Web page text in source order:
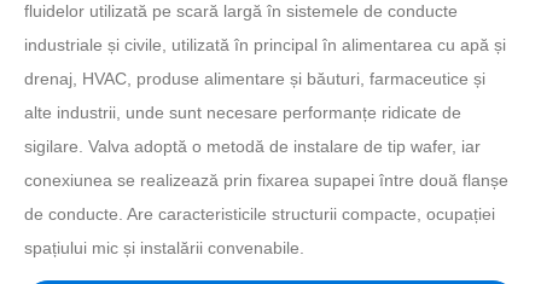
fluidelor utilizată pe scară largă în sistemele de conducte
industriale și civile, utilizată în principal în alimentarea cu apă și
drenaj, HVAC, produse alimentare și băuturi, farmaceutice și
alte industrii, unde sunt necesare performanțe ridicate de
sigilare. Valva adoptă o metodă de instalare de tip wafer, iar
conexiunea se realizează prin fixarea supapei între două flanșe
de conducte. Are caracteristicile structurii compacte, ocupației
spațiului mic și instalării convenabile.